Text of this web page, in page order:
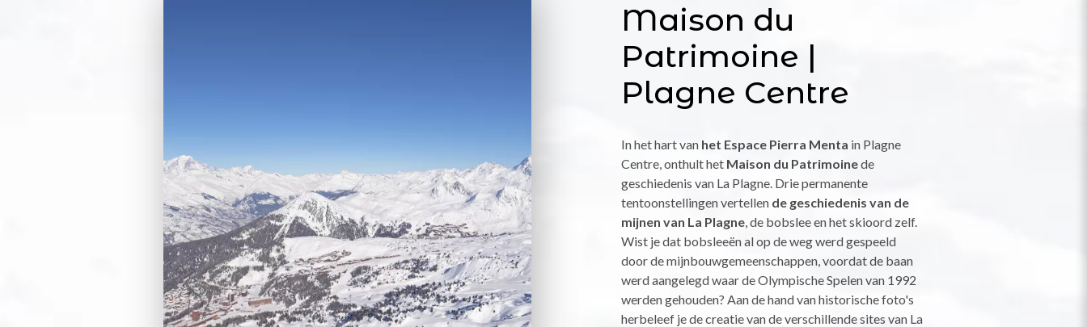
Maison du
Patrimoine |
Plagne Centre
In het hart van het Espace Pierra Menta in Plagne
Centre, onthult het Maison du Patrimoinede
geschiedenis van La Plagne. Drie permanente
tentoonstellingen vertellen de geschiedenis van de
mijnen van La Plagne, de bobslee en het skioord zelf.
Wist je dat bobsleeën al op de weg werd gespeeld
door de mijnbouwgemeenschappen, voordat de baan
werd aangelegd waar de Olympische Spelen van 1992
werden gehouden? Aan de hand van historische foto's
herbeleef je de creatie van de verschillende sites van La